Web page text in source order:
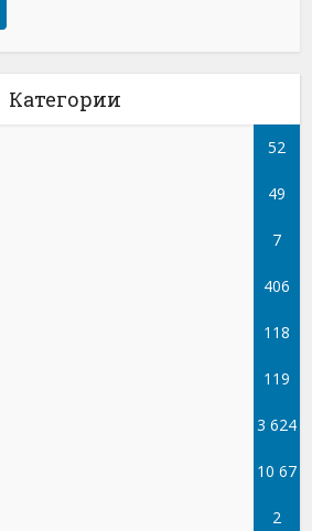
Категории
52
49
7
406
118
119
3 624
10 67
5
2